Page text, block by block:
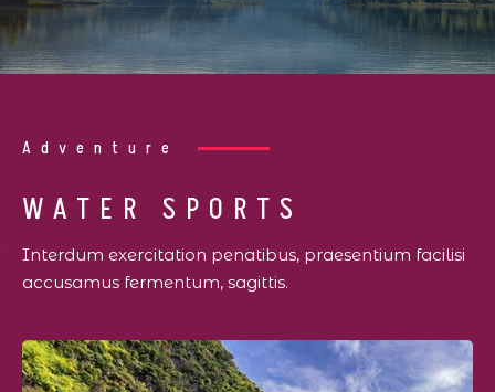
Adventure
WATER SPORTS
Interdum exercitation penatibus, praesentium facilisi
accusamus fermentum, sagittis.